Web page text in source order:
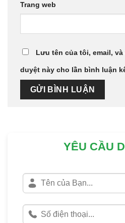
Trang web
Lưu tên của tôi, email,
duyệt này cho lần bình luận
YÊU CẦU